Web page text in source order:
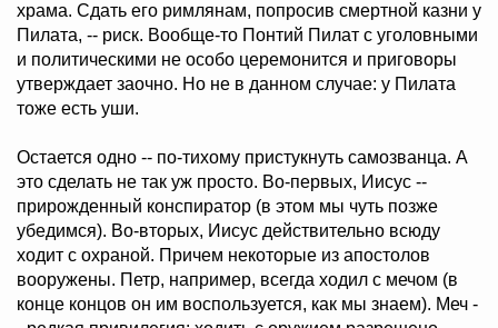
храма. Сдать его римлянам, попросив смертной казни у
Пилата, -- риск. Вообще-то Понтий Пилат с уголовными
и политическими не особо церемонится и приговоры
утверждает заочно. Но не в данном случае: у Пилата
тоже есть уши.
Остается одно -- по-тихому пристукнуть самозванца. А
это сделать не так уж просто. Во-первых, Иисус --
прирожденный конспиратор (в этом мы чуть позже
убедимся). Во-вторых, Иисус действительно всюду
ходит с охраной. Причем некоторые из апостолов
вооружены. Петр, например, всегда ходил с мечом (в
конце концов он им воспользуется, как мы знаем). Меч -